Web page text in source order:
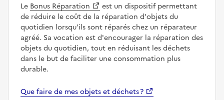
Le Bonus Réparation
est un dispositif permettant
de réduire le coût de la réparation d'objets du
quotidien lorsqu'ils sont réparés chez un réparateur
agréé. Sa vocation est d'encourager la réparation des
objets du quotidien, tout en réduisant les déchets
dans le but de faciliter une consommation plus
durable.
Que faire de mes objets et déchets ?